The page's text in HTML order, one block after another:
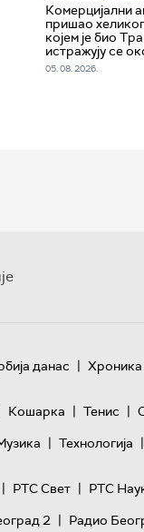
Комерцијални
пришао
којем је био
истражују се
05. 08. 2026.
данас | Хроника
Кошарка | Тенис |
| Технологијa |
| РТС Свет | РТС
2 | Радио